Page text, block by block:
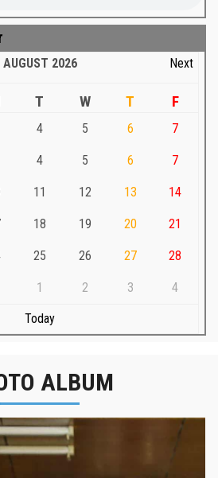
AUGUST 2026 Next
T W T F
4 5 6 7
4 5 6 7
11 12 13 14
18 19 20 21
25 26 27 28
1 2 3 4
Today
ALBUM